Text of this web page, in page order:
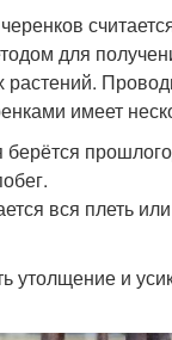
для
растений.
имеет
вся плеть
утолщение и